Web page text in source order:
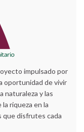
impulsado por
oportunidad de vivir
naturaleza y las
riqueza en la
que disfrutes cada